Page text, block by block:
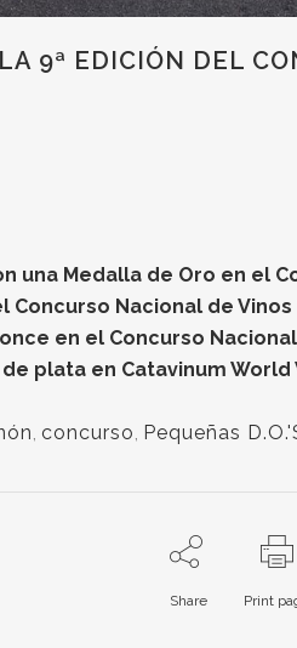
9ª EDICIÓN DEL
Medalla de Oro en el
Nacional de Vinos
en el Concurso
plata en Catavinum
, concurso, Pequeñas
Share Print